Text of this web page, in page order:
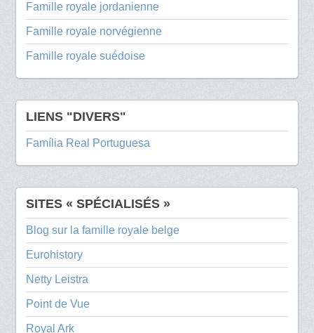
Famille royale jordanienne
Famille royale norvégienne
Famille royale suédoise
LIENS "DIVERS"
Família Real Portuguesa
SITES « SPÉCIALISÉS »
Blog sur la famille royale belge
Eurohistory
Netty Leistra
Point de Vue
Royal Ark